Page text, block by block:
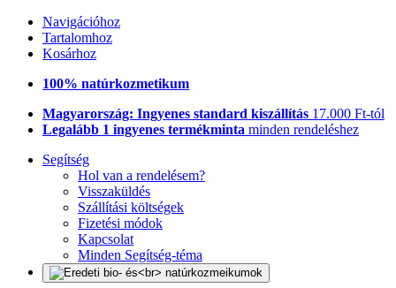
Navigációhoz
Tartalomhoz
Kosárhoz
100% natúrkozmetikum
Magyarország: Ingyenes standard kiszállítás 17.000 Ft-tól
Legalább 1 ingyenes termékminta minden rendeléshez
Segítség
Hol van a rendelésem?
Visszaküldés
Szállítási költségek
Fizetési módok
Kapcsolat
Minden Segítség-téma